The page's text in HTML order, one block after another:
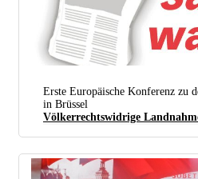
Erste Europäische Konferenz zu
in Brüssel
Völkerrechtswidrige